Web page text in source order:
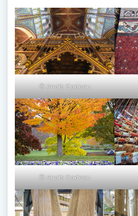
© Anaïs Gadeau
© Anaïs Gadeau